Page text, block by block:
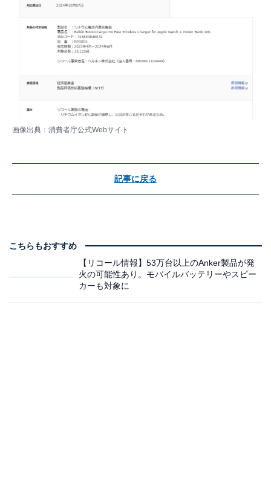
画像出典：消費者庁公式Webサイト
記事に戻る
こちらもおすすめ
【リコール情報】53万台以上のAnker製品が発
火の可能性あり。モバイルバッテリーやスピー
カーも対象に